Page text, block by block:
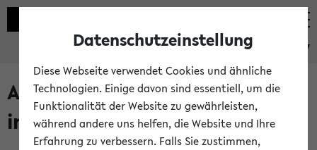
eKVV
Alle veröffentlichten Semester
im eKVV
Datenschutzeinstellung
Diese Webseite verwendet Cookies und ähnliche
Technologien. Einige davon sind essentiell, um die
Funktionalität der Website zu gewährleisten,
während andere uns helfen, die Website und Ihre
Erfahrung zu verbessern. Falls Sie zustimmen,